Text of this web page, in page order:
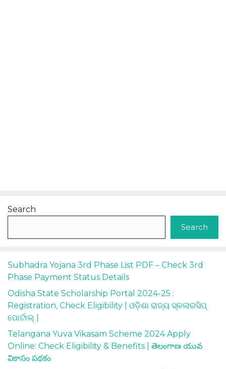
Search
Search
Subhadra Yojana 3rd Phase List PDF – Check 3rd
Phase Payment Status Details
Odisha State Scholarship Portal 2024-25 :
Registration, Check Eligibility | ଓଡ଼ିଶା ରାଜ୍ୟ ସ୍କଲାରସିପ୍
ପୋର୍ଟାଲ୍ |
Telangana Yuva Vikasam Scheme 2024 Apply
Online: Check Eligibility & Benefits | తెలంగాణ యువ
వికాసం పథకం